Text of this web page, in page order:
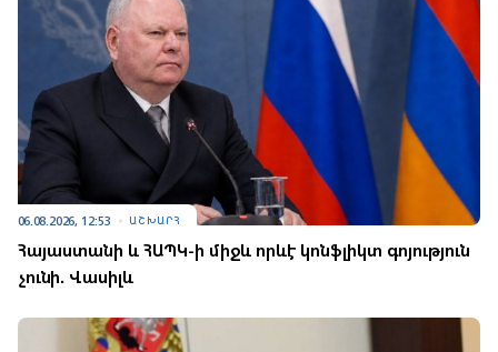
06.08.2026, 12:53 ԱՇԽԱՐՀ
Հայաստանի և ՀԱՊԿ-ի միջև որևէ կոնֆլիկտ գոյություն
չունի. Վասիլև